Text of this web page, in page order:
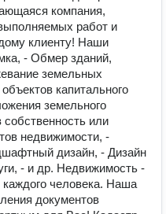
компания,
работ и
клиенту! Наши
- Обмер зданий,
земельных
капитального
земельного
или
недвижимости, -
дизайн, - Дизайн
- и др. Недвижимость -
человека. Наша
документов